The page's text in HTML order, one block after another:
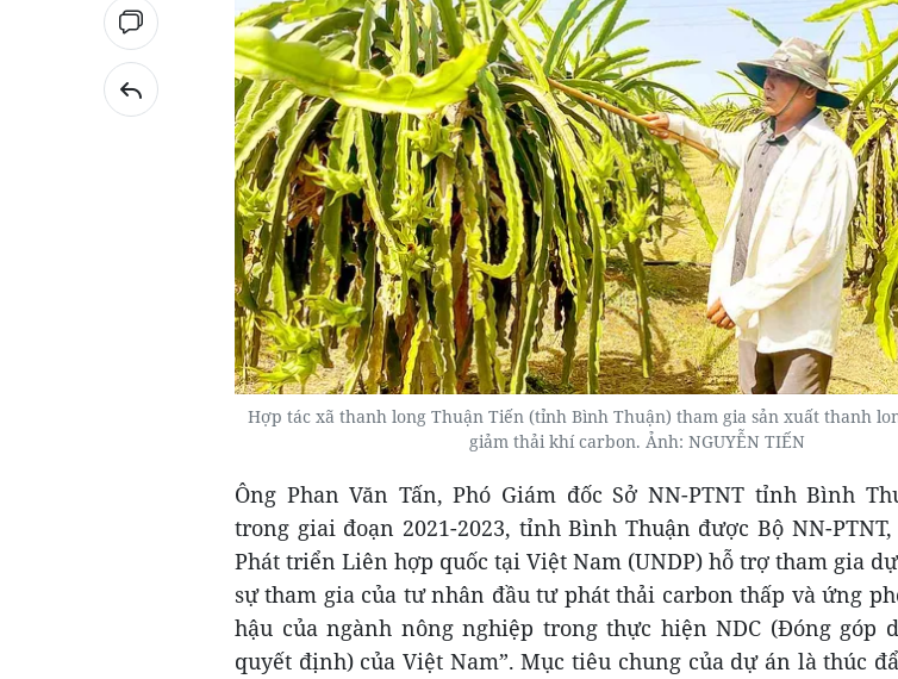
Hợp tác xã thanh long Thuận Tiến (tỉnh Bình Thuận) tham gia sản xuất thanh
giảm thải khí carbon. Ảnh: NGUYỄN TIẾN
Ông Phan Văn Tấn, Phó Giám đốc Sở NN-PTNT tỉnh Bình
trong giai đoạn 2021-2023, tỉnh Bình Thuận được Bộ NN-
Phát triển Liên hợp quốc tại Việt Nam (UNDP) hỗ trợ tham gia
sự tham gia của tư nhân đầu tư phát thải carbon thấp và ứng
hậu của ngành nông nghiệp trong thực hiện NDC (Đóng góp
quyết định) của Việt Nam”. Mục tiêu chung của dự án là thúc